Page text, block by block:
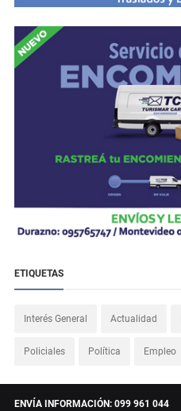
ETIQUETAS
Interés General Actualidad
Policiales Política Empleo
ENVÍA INFORMACIÓN: 099 961 044